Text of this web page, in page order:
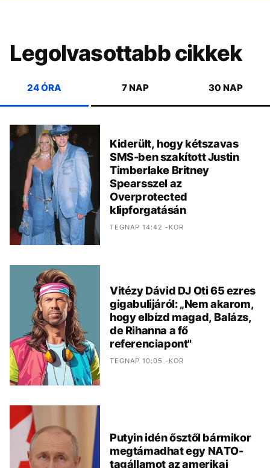
Legolvasottabb cikkek
24 ÓRA 7 NAP 30 NAP
Kiderült, hogy kétszavas
SMS-ben szakított Justin
Timberlake Britney
Spearsszel az
Overprotected
klipforgatásán
TEGNAP 14:42 -KOR
Vitézy Dávid DJ Oti 65 ezres
gigabulijáról: „Nem akarom,
hogy elbízd magad, Balázs,
de Rihanna a fő
referenciapont"
TEGNAP 10:05 -KOR
Putyin idén ősztől bármikor
megtámadhat egy NATO-
tagállamot az amerikai